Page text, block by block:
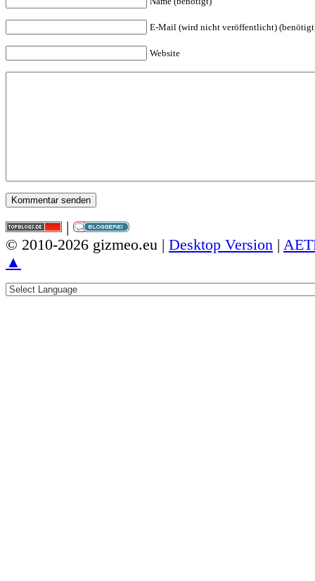
E-Mail (wird nicht veröffentlicht)
Website
|
© 2010-2026 gizmeo.eu | Desktop Version |
▲